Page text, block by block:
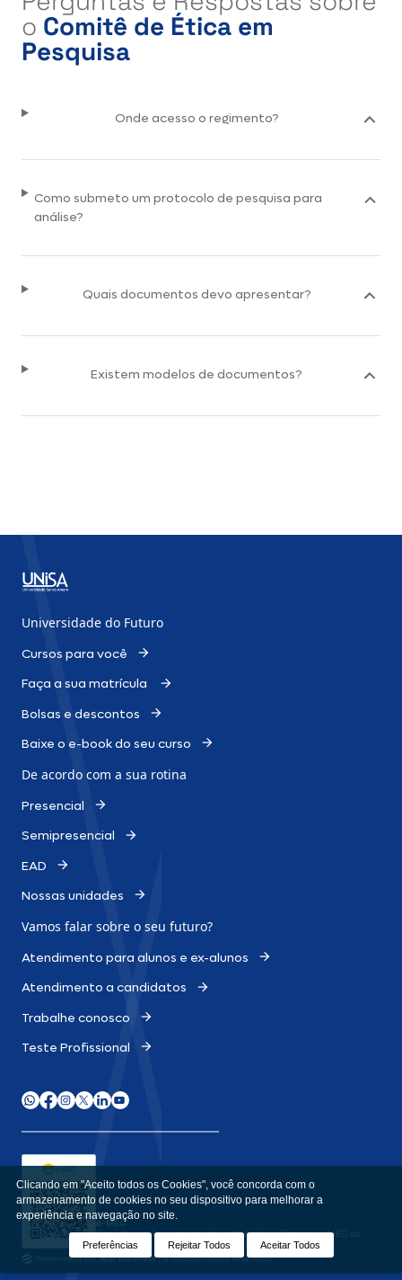
o Comitê de Ética em
Pesquisa
Onde acesso o regimento?
Como submeto um protocolo de pesquisa para
análise?
Quais documentos devo apresentar?
Existem modelos de documentos?
Universidade do Futuro
Cursos para você
Faça a sua matrícula
Bolsas e descontos
Baixe o e-book do seu curso
De acordo com a sua rotina
Presencial
Semipresencial
EAD
Nossas unidades
Vamos falar sobre o seu futuro?
Atendimento para alunos e ex-alunos
Atendimento a candidatos
Trabalhe conosco
Teste Profissional
e-MEC
Consulte aqui o cadastro da Instituição no Sistema e-MEC ou
acesseemec.mec.gov.br
Desenvolvido por Apiki WordPress I © Todos os Direitos Reservados.
Clicando em "Aceito todos os Cookies", você concorda com o
armazenamento de cookies no seu dispositivo para melhorar a
experiência e navegação no site.
Preferências Rejeitar Todos Aceitar Todos